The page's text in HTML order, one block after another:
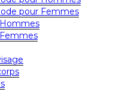
pour Femmes